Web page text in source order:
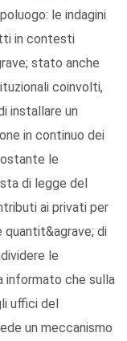
le indagini
in contesti
stato anche
coinvolti,
installare un
in continuo dei
le
di legge del
ai privati per
quantit&agrave; di
le
informato che sulla
uffici del
un meccanismo